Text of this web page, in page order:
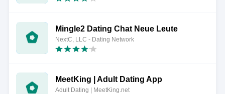
Mingle2 Dating Chat Neue Leute
NextC, LLC - Dating Network
MeetKing | Adult Dating App
Adult Dating | MeetKing.net